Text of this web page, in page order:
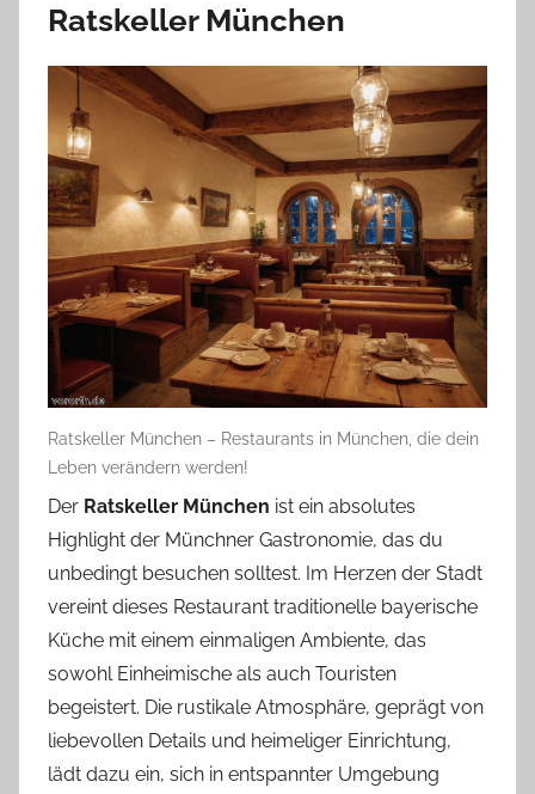
Ratskeller München
Ratskeller München – Restaurants in München, die dein
Leben verändern werden!
Der Ratskeller München ist ein absolutes
Highlight der Münchner Gastronomie, das du
unbedingt besuchen solltest. Im Herzen der Stadt
vereint dieses Restaurant traditionelle bayerische
Küche mit einem einmaligen Ambiente, das
sowohl Einheimische als auch Touristen
begeistert. Die rustikale Atmosphäre, geprägt von
liebevollen Details und heimeliger Einrichtung,
lädt dazu ein, sich in entspannter Umgebung